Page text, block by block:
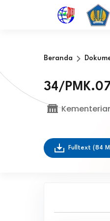
Beranda
34/
Fulltext (84